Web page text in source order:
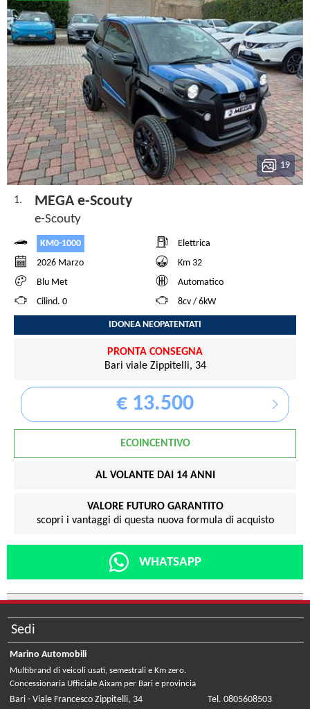
19
1. MEGA e-Scouty
e-Scouty
KM0-1000
Elettrica
2026 Marzo
Km 32
Blu Met
Automatico
Cilind. 0
8cv / 6kW
IDONEA NEOPATENTATI
PRONTA CONSEGNA
Bari viale Zippitelli, 34
€ 13.500
ECOINCENTIVO
AL VOLANTE DAI 14 ANNI
VALORE FUTURO GARANTITO
scopri i vantaggi di questa nuova formula di acquisto
WHATSAPP
Sedi
Marino Automobili
Multibrand di veicoli usati, semestrali e Km zero.
Concessionaria Ufficiale Aixam per Bari e provincia
Bari - Viale Francesco Zippitelli, 34
Tel. 0805608503